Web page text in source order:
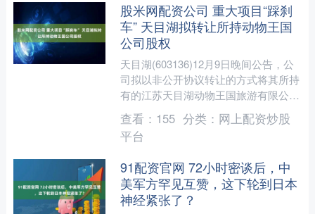
股米网配资公司 重大项目“踩刹
车” 天目湖拟转让所持动物王国
公司股权
天目湖(603136)12月9日晚间公告，公
司拟以非公开协议转让的方式将其所持
有的江苏天目湖动物王国旅游有限公司
（以下简称“动物王国公司”）4.5944%
股权转....
查看： 155 分类： 网上配资炒股
平台
91配资官网 72小时密谈后，中
美军方罕见互赞，这下轮到日本
神经紧张了？